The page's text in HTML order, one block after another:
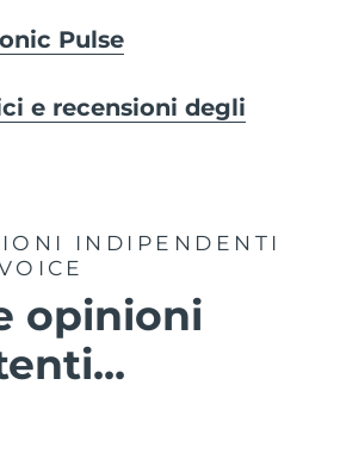
Pulse
e recensioni degli
INDIPENDENTI
opinioni